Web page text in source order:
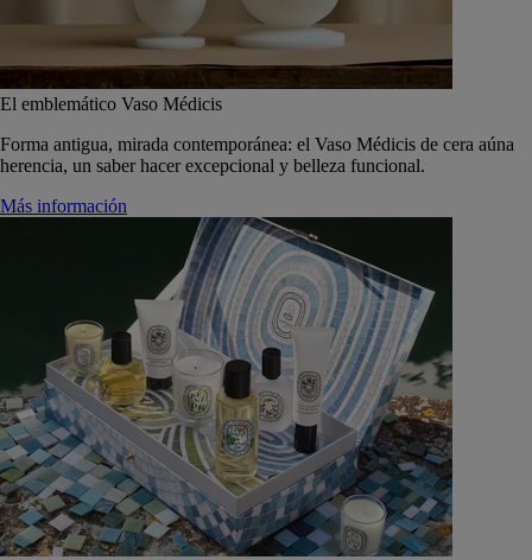
El emblemático Vaso Médicis
Forma antigua, mirada contemporánea: el Vaso Médicis de cera aúna
herencia, un saber hacer excepcional y belleza funcional.
Más información